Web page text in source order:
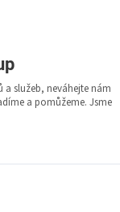
služeb, neváhejte nám
a pomůžeme. Jsme